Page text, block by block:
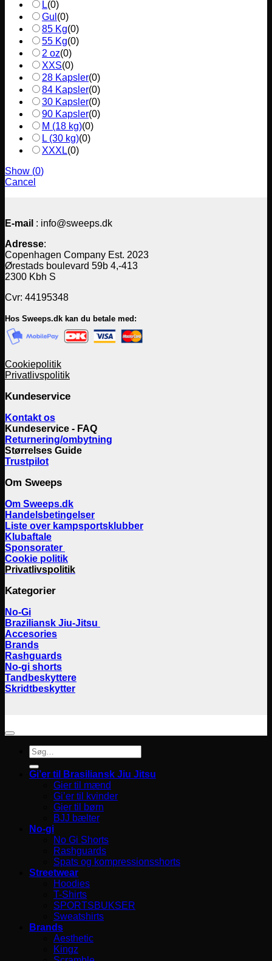
L(0)
Gul (0)
85 Kg(0)
55 Kg(0)
2 oz(0)
XXS(0)
28 Kapsler(0)
84 Kapsler(0)
30 Kapsler(0)
90 Kapsler(0)
M (18 kg)(0)
L (30 kg)(0)
XXXL(0)
Show (0)
Cancel
E-mail : info@sweeps.dk
Adresse:
Copenhagen Company Est. 2023
Ørestads boulevard 59b 4,-413
2300 Kbh S
Cvr: 44195348
Hos Sweeps.dk kan du betale med:
Cookiepolitik
Privatlivspolitik
Kundeservice
Kontakt os
Kundeservice - FAQ
Returnering/ombytning
Størrelses Guide
Trustpilot
Om Sweeps
Om Sweeps.dk
Handelsbetingelser
Liste over kampsportsklubber
Klubaftale
Sponsorater
Cookie politik
Privatlivspolitik
Kategorier
No-Gi
Braziliansk Jiu-Jitsu
Accesories
Brands
Rashguards
No-gi shorts
Tandbeskyttere
Skridtbeskytter
Søg
efter:
Gi’er til Brasiliansk Jiu Jitsu
Gier til mænd
Gi’er til kvinder
Gier til børn
BJJ bælter
No-gi
No Gi Shorts
Rashguards
Spats og kompressionsshorts
Streetwear
Hoodies
T-Shirts
SPORTSBUKSER
Sweatshirts
Brands
Aesthetic
Kingz